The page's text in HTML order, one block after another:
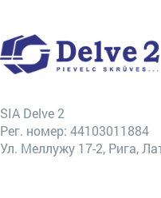
SIA Delve 2
Рег. номер: 44103011884
Ул. Меллужу 17-2, Рига,